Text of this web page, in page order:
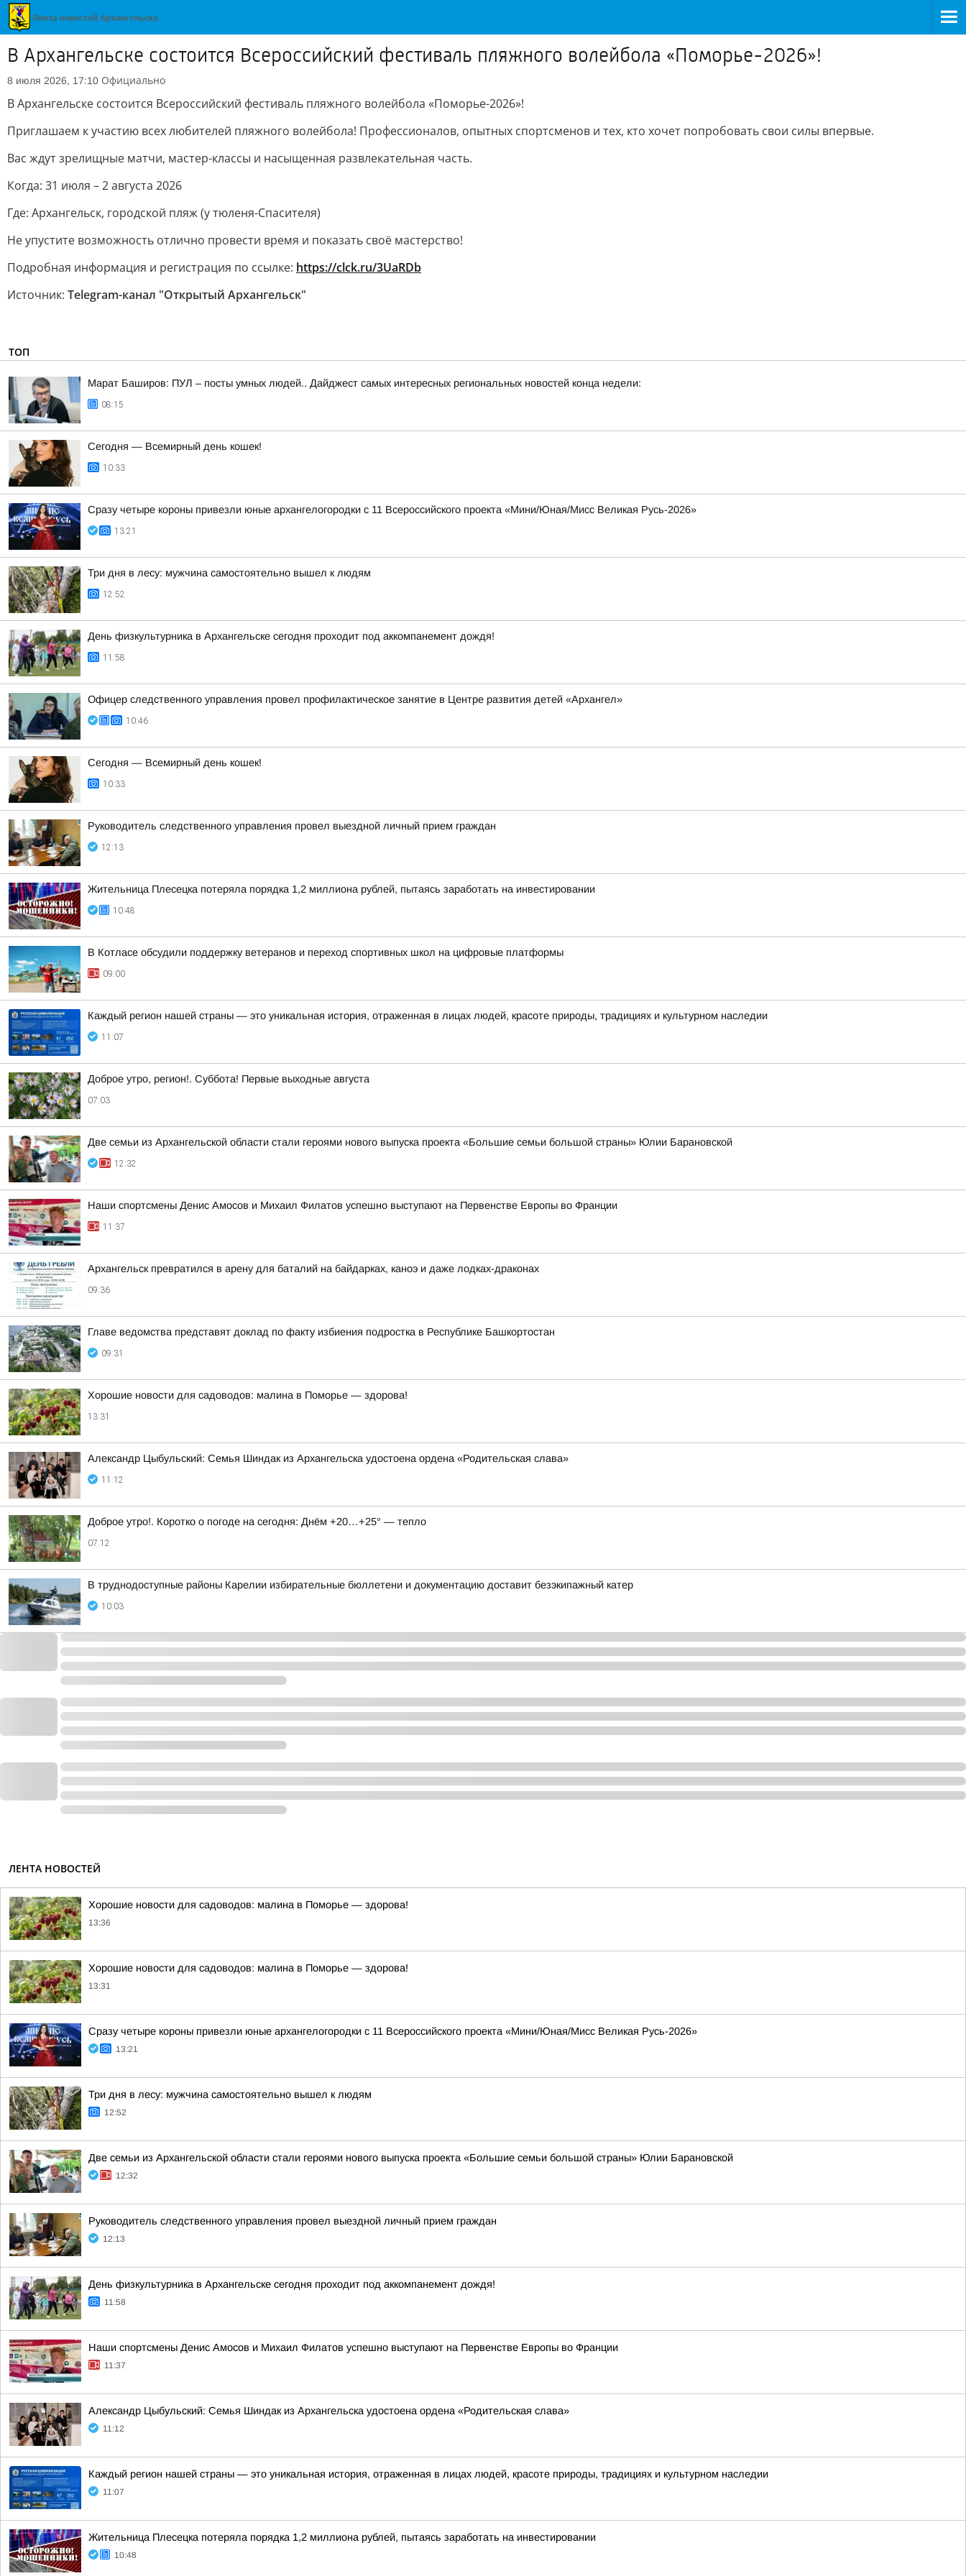
В Архангельске состоится Всероссийский фестиваль пляжного волейбола «Поморье-2026»!
8 июля 2026, 17:10 Официально
В Архангельске состоится Всероссийский фестиваль пляжного волейбола «Поморье-2026»!
Приглашаем к участию всех любителей пляжного волейбола! Профессионалов, опытных спортсменов и тех, кто хочет попробовать свои силы впервые.
Вас ждут зрелищные матчи, мастер-классы и насыщенная развлекательная часть.
Когда: 31 июля – 2 августа 2026
Где: Архангельск, городской пляж (у тюленя-Спасителя)
Не упустите возможность отлично провести время и показать своё мастерство!
Подробная информация и регистрация по ссылке: https://clck.ru/3UaRDb
Источник: Telegram-канал "Открытый Архангельск"
ТОП
Марат Баширов: ПУЛ – посты умных людей.. Дайджест самых интересных региональных новостей конца недели:
08:15
Сегодня — Всемирный день кошек!
10:33
Сразу четыре короны привезли юные архангелогородки с 11 Всероссийского проекта «Мини/Юная/Мисс Великая Русь-2026»
13:21
Три дня в лесу: мужчина самостоятельно вышел к людям
12:52
День физкультурника в Архангельске сегодня проходит под аккомпанемент дождя!
11:58
Офицер следственного управления провел профилактическое занятие в Центре развития детей «Архангел»
10:46
Сегодня — Всемирный день кошек!
10:33
Руководитель следственного управления провел выездной личный прием граждан
12:13
Жительница Плесецка потеряла порядка 1,2 миллиона рублей, пытаясь заработать на инвестировании
10:48
В Котласе обсудили поддержку ветеранов и переход спортивных школ на цифровые платформы
09:00
Каждый регион нашей страны — это уникальная история, отраженная в лицах людей, красоте природы, традициях и культурном наследии
11:07
Доброе утро, регион!. Суббота! Первые выходные августа
07:03
Две семьи из Архангельской области стали героями нового выпуска проекта «Большие семьи большой страны» Юлии Барановской
12:32
Наши спортсмены Денис Амосов и Михаил Филатов успешно выступают на Первенстве Европы во Франции
11:37
Архангельск превратился в арену для баталий на байдарках, каноэ и даже лодках-драконах
09:36
Главе ведомства представят доклад по факту избиения подростка в Республике Башкортостан
09:31
Хорошие новости для садоводов: малина в Поморье — здорова!
13:31
Александр Цыбульский: Семья Шиндак из Архангельска удостоена ордена «Родительская слава»
11:12
Доброе утро!. Коротко о погоде на сегодня: Днём +20…+25° — тепло
07:12
В труднодоступные районы Карелии избирательные бюллетени и документацию доставит безэкипажный катер
10:03
ЛЕНТА НОВОСТЕЙ
Хорошие новости для садоводов: малина в Поморье — здорова!
13:36
Хорошие новости для садоводов: малина в Поморье — здорова!
13:31
Сразу четыре короны привезли юные архангелогородки с 11 Всероссийского проекта «Мини/Юная/Мисс Великая Русь-2026»
13:21
Три дня в лесу: мужчина самостоятельно вышел к людям
12:52
Две семьи из Архангельской области стали героями нового выпуска проекта «Большие семьи большой страны» Юлии Барановской
12:32
Руководитель следственного управления провел выездной личный прием граждан
12:13
День физкультурника в Архангельске сегодня проходит под аккомпанемент дождя!
11:58
Наши спортсмены Денис Амосов и Михаил Филатов успешно выступают на Первенстве Европы во Франции
11:37
Александр Цыбульский: Семья Шиндак из Архангельска удостоена ордена «Родительская слава»
11:12
Каждый регион нашей страны — это уникальная история, отраженная в лицах людей, красоте природы, традициях и культурном наследии
11:07
Жительница Плесецка потеряла порядка 1,2 миллиона рублей, пытаясь заработать на инвестировании
10:48